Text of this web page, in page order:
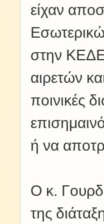
είχαν
στην
αιρετών
ποινικές
ή να
Ο κ.
της